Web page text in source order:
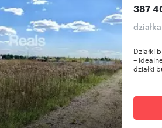
387
Działki
–
działki